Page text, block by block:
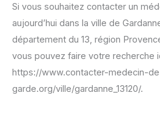
Si vous souhaitez contacter un
aujourd’hui dans la ville de
département du 13, région
vous pouvez faire votre recherche
https://www.contacter-medecin-
garde.org/ville/gardanne_13120/.